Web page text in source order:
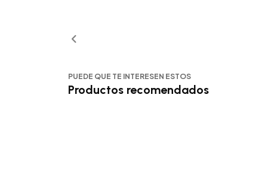
PUEDE QUE TE INTERESEN ESTOS
Productos recomendados